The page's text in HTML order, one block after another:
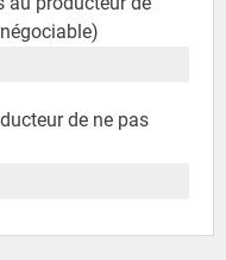
de ne pas